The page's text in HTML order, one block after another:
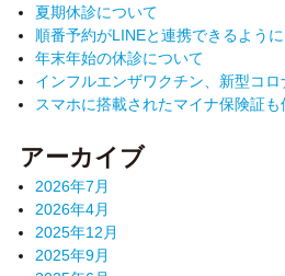
夏期休診について
順番予約がLINEと連携できるよう
年末年始の休診について
インフルエンザワクチン、新型コ
スマホに搭載されたマイナ保険証
アーカイブ
2026年7月
2026年4月
2025年12月
2025年9月